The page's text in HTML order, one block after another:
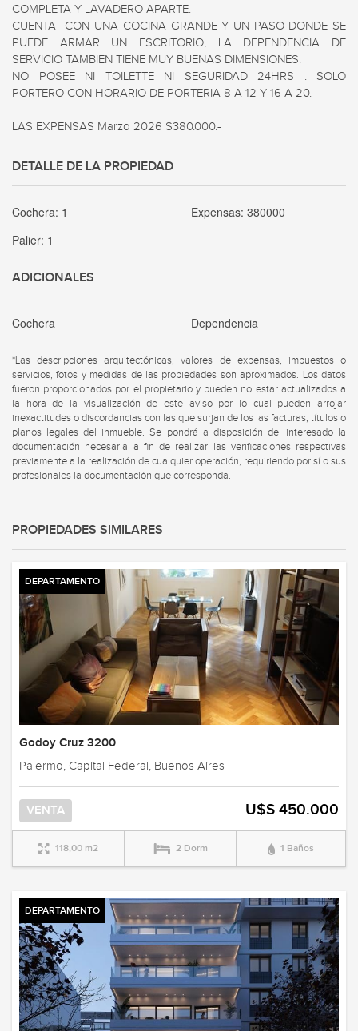
COMPLETA Y LAVADERO APARTE.
CUENTA  CON UNA COCINA GRANDE Y UN PASO DONDE SE
PUEDE ARMAR UN ESCRITORIO, LA DEPENDENCIA DE
SERVICIO TAMBIEN TIENE MUY BUENAS DIMENSIONES.
NO POSEE NI TOILETTE NI SEGURIDAD 24HRS . SOLO
PORTERO CON HORARIO DE PORTERIA 8 A 12 Y 16 A 20.
LAS EXPENSAS Marzo 2026 $380.000.-
DETALLE DE LA PROPIEDAD
Cochera: 1 Expensas: 380000
Palier: 1
ADICIONALES
Cochera Dependencia
*Las descripciones arquitectónicas, valores de expensas, impuestos o
servicios, fotos y medidas de las propiedades son aproximados. Los datos
fueron proporcionados por el propietario y pueden no estar actualizados a
la hora de la visualización de este aviso por lo cual pueden arrojar
inexactitudes o discordancias con las que surjan de los las facturas, títulos o
planos legales del inmueble. Se pondrá a disposición del interesado la
documentación necesaria a fin de realizar las verificaciones respectivas
previamente a la realización de cualquier operación, requiriendo por sí o sus
profesionales la documentación que corresponda.
PROPIEDADES SIMILARES
DEPARTAMENTO
Godoy Cruz 3200
Palermo, Capital Federal, Buenos Aires
VENTA U$S 450.000
118,00 m2 2 Dorm 1 Baños
DEPARTAMENTO